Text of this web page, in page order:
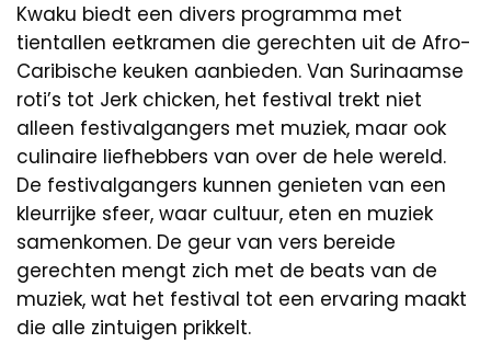
Kwaku biedt een divers programma met
tientallen eetkramen die gerechten uit de Afro-
Caribische keuken aanbieden. Van Surinaamse
roti’s tot Jerk chicken, het festival trekt niet
alleen festivalgangers met muziek, maar ook
culinaire liefhebbers van over de hele wereld.
De festivalgangers kunnen genieten van een
kleurrijke sfeer, waar cultuur, eten en muziek
samenkomen. De geur van vers bereide
gerechten mengt zich met de beats van de
muziek, wat het festival tot een ervaring maakt
die alle zintuigen prikkelt.